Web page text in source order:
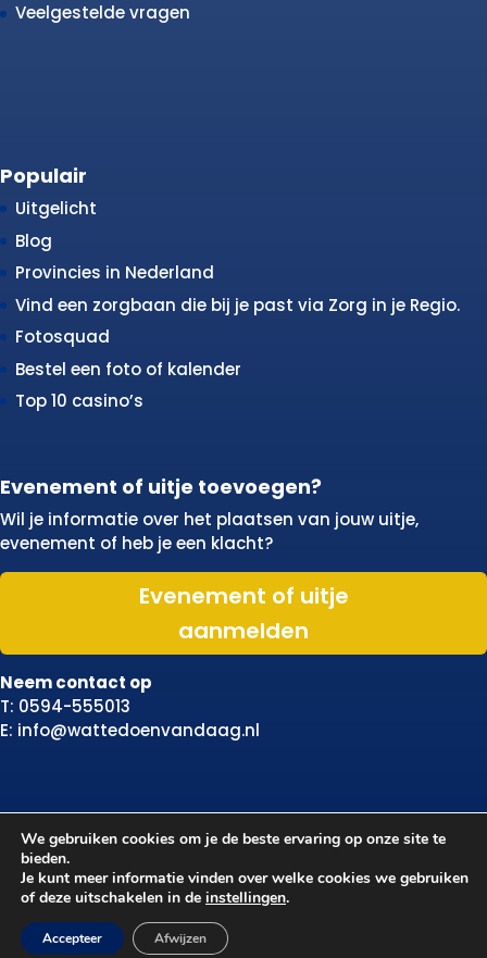
Veelgestelde vragen
Populair
Uitgelicht
Blog
Provincies in Nederland
Vind een zorgbaan die bij je past via Zorg in je Regio.
Fotosquad
Bestel een foto of kalender
Top 10 casino’s
Evenement of uitje toevoegen?
Wil je informatie over het plaatsen van jouw uitje,
evenement of heb je een klacht?
Evenement of uitje
aanmelden
Neem contact op
T: 0594-555013
E: info@wattedoenvandaag.nl
We gebruiken cookies om je de beste ervaring op onze site te
bieden.
Je kunt meer informatie vinden over welke cookies we gebruiken
of deze uitschakelen in de instellingen.
Accepteer Afwijzen